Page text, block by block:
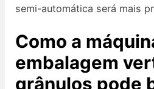
semi-automática será mais
Como a
embalagem
grânulos pode